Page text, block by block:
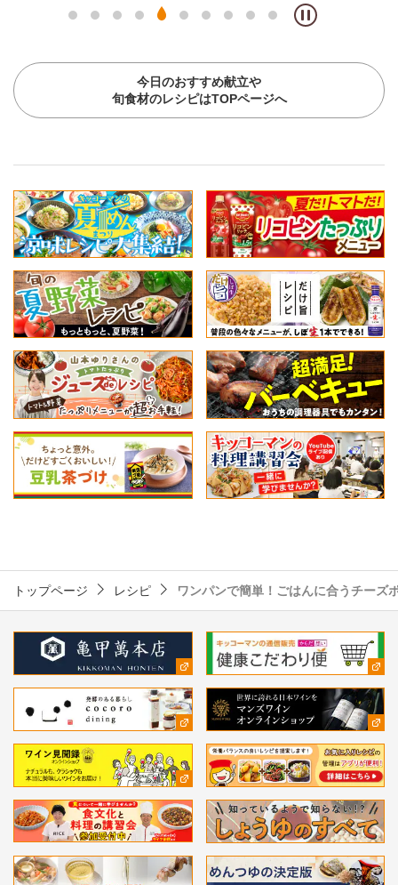
今日のおすすめ献立や
旬食材のレシピはTOPページへ
トップページ レシピ ワンパンで簡単！ごはんに合うチーズ